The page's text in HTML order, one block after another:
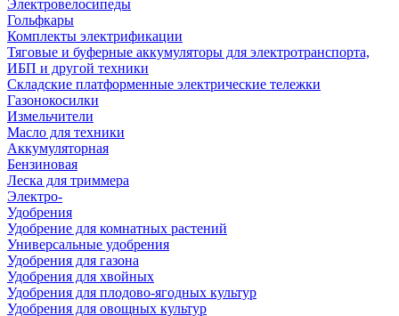
Электровелосипеды
Гольфкары
Комплекты электрификации
Тяговые и буферные аккумуляторы для электротранспорта,
ИБП и другой техники
Складские платформенные электрические тележки
Газонокосилки
Измельчители
Масло для техники
Аккумуляторная
Бензиновая
Леска для триммера
Электро-
Удобрения
Удобрение для комнатных растений
Универсальные удобрения
Удобрения для газона
Удобрения для хвойных
Удобрения для плодово-ягодных культур
Удобрения для овощных культур